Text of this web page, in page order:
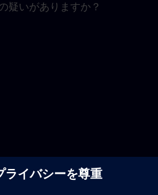
疑いがありますか？